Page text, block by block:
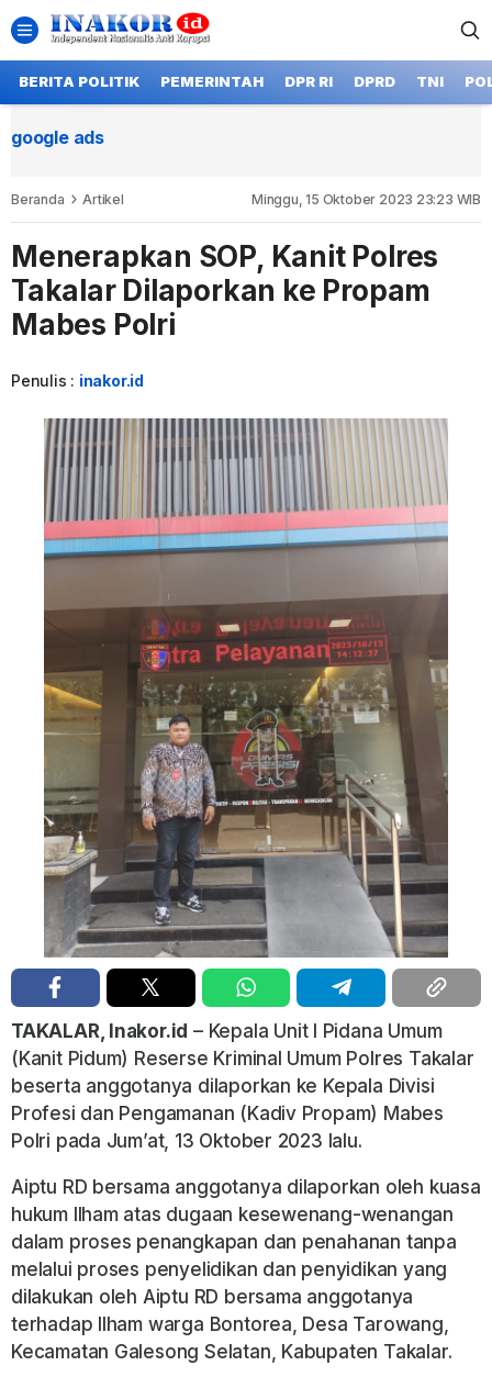
BERITA POLITIK PEMERINTAH DPR RI DPRD TNI
google ads
Beranda Artikel Minggu, 15 Oktober 2023 23:23 WIB
Menerapkan SOP, Kanit Polres
Takalar Dilaporkan ke Propam
Mabes Polri
Penulis : inakor.id
TAKALAR, Inakor.id – Kepala Unit I Pidana Umum
(Kanit Pidum) Reserse Kriminal Umum Polres Takalar
beserta anggotanya dilaporkan ke Kepala Divisi
Profesi dan Pengamanan (Kadiv Propam) Mabes
Polri pada Jum’at, 13 Oktober 2023 lalu.
Aiptu RD bersama anggotanya dilaporkan oleh kuasa
hukum Ilham atas dugaan kesewenang-wenangan
dalam proses penangkapan dan penahanan tanpa
melalui proses penyelidikan dan penyidikan yang
dilakukan oleh Aiptu RD bersama anggotanya
terhadap Ilham warga Bontorea, Desa Tarowang,
Kecamatan Galesong Selatan, Kabupaten Takalar.